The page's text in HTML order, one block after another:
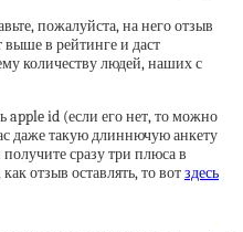
пожалуйста, на него отзыв
в рейтинге и даст
количеству людей, наших с
apple id (если его нет, то можно
даже такую длиннючую анкету
сразу три плюса в
отзыв оставлять, то вотздесь